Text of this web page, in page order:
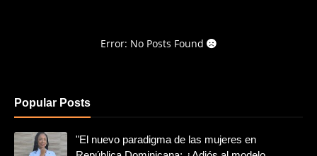
Error: No Posts Found
Popular Posts
"El nuevo paradigma de las mujeres en